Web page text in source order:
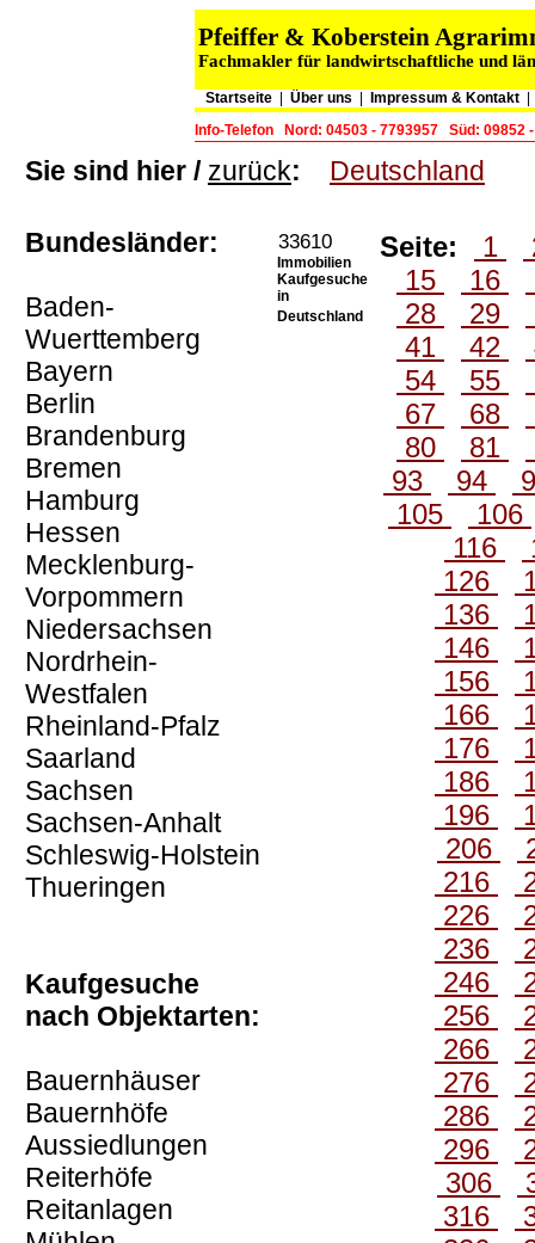
Pfeiffer & Koberstein
Fachmakler für landwirtschaftliche und
Startseite| Über uns Impressum & Kontakt
Info-Telefon
Nord: 04503 - 7793957 Süd: 09852
Sie sind hier / zurück: Deutschland
Bundesländer:
Baden-
Wuerttemberg
Bayern
Berlin
Brandenburg
Bremen
Hamburg
Hessen
Mecklenburg-
Vorpommern
Niedersachsen
Nordrhein-
Westfalen
Rheinland-Pfalz
Saarland
Sachsen
Sachsen-Anhalt
Schleswig-Holstein
Thueringen
Kaufgesuche
nach Objektarten:
Bauernhäuser
Bauernhöfe
Aussiedlungen
Reiterhöfe
Reitanlagen
33610
Immobilien
Kaufgesuche
in
Deutschland
Seite: 1
15
16
28
29
41
42
54
55
67
68
80
81
93
94
105
106
116
126
136
146
156
166
176
186
196
206
216
226
236
246
256
266
276
286
296
306
316